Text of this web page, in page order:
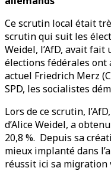
Ce scrutin local était
scrutin qui suit les
Weidel, l’AfD, avait fait
élections fédérales ont
actuel Friedrich Merz
SPD, les socialistes
Lors de ce scrutin,
d’Alice Weidel, a
20,8 %. Depuis sa
mieux implanté dans
réussit ici sa migration